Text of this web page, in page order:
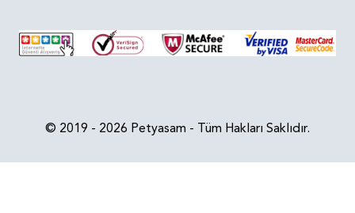
© 2019 - 2026 Petyasam - Tüm Hakları Saklıdır.